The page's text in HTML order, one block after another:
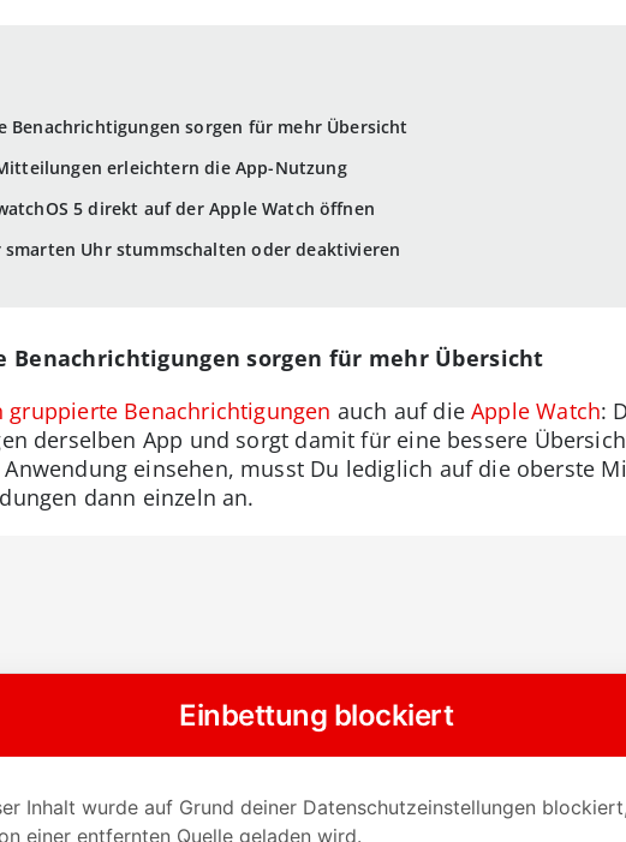
Benachrichtigungen sorgen für mehr Übersicht
erleichtern die App-Nutzung
5 direkt auf der Apple Watch öffnen
Uhr stummschalten oder deaktivieren
Benachrichtigungen sorgen für mehr Übersicht
gruppierte Benachrichtigungen auch auf dieApple Watch:
derselben App und sorgt damit für eine bessere
einsehen, musst Du lediglich auf die oberste
dann einzeln an.